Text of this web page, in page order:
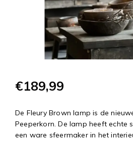
€189,99
De Fleury Brown lamp is de
Peeperkorn. De lamp heeft echte
een ware sfeermaker in het